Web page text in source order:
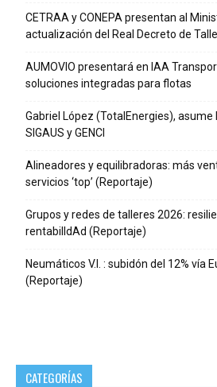
CETRAA y CONEPA presentan al
actualización del Real Decreto de
AUMOVIO presentará en IAA
soluciones integradas para flotas
Gabriel López (TotalEnergies), asume
SIGAUS y GENCI
Alineadores y equilibradoras: más
servicios ‘top’ (Reportaje)
Grupos y redes de talleres 2026:
rentabilIdAd (Reportaje)
Neumáticos V.I. : subidón del 12% vía
(Reportaje)
CATEGORÍAS